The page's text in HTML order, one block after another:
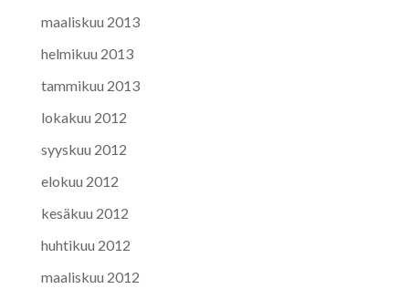
maaliskuu 2013
helmikuu 2013
tammikuu 2013
lokakuu 2012
syyskuu 2012
elokuu 2012
kesäkuu 2012
huhtikuu 2012
maaliskuu 2012